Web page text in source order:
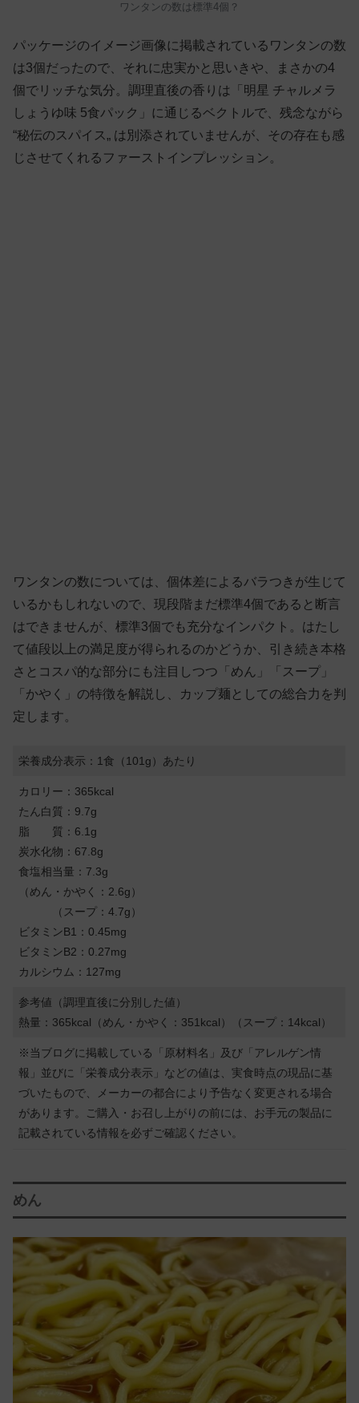
ワンタンの数は標準4個？
パッケージのイメージ画像に掲載されているワンタンの数
は3個だったので、それに忠実かと思いきや、まさかの4
個でリッチな気分。調理直後の香りは「明星 チャルメラ
しょうゆ味 5食パック」に通じるベクトルで、残念ながら
“秘伝のスパイス„ は別添されていませんが、その存在も感
じさせてくれるファーストインプレッション。
ワンタンの数については、個体差によるバラつきが生じて
いるかもしれないので、現段階まだ標準4個であると断言
はできませんが、標準3個でも充分なインパクト。はたし
て値段以上の満足度が得られるのかどうか、引き続き本格
さとコスパ的な部分にも注目しつつ「めん」「スープ」
「かやく」の特徴を解説し、カップ麺としての総合力を判
定します。
栄養成分表示：1食（101g）あたり
カロリー：365kcal
たん白質：9.7g
脂 質：6.1g
炭水化物：67.8g
食塩相当量：7.3g
（めん・かやく：2.6g）
（スープ：4.7g）
ビタミンB1：0.45mg
ビタミンB2：0.27mg
カルシウム：127mg
参考値（調理直後に分別した値）
熱量：365kcal（めん・かやく：351kcal）（スープ：14kcal）
※当ブログに掲載している「原材料名」及び「アレルゲン情
報」並びに「栄養成分表示」などの値は、実食時点の現品に基
づいたもので、メーカーの都合により予告なく変更される場合
があります。ご購入・お召し上がりの前には、お手元の製品に
記載されている情報を必ずご確認ください。
めん